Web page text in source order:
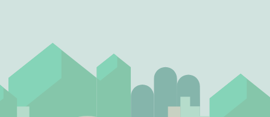
Parveke
Senioriasunto